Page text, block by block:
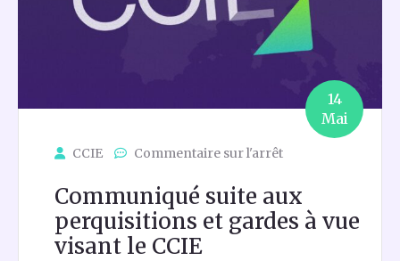
14
Mai
CCIE Commentaire sur l'arrêt
Communiqué suite aux
perquisitions et gardes à vue
visant le CCIE